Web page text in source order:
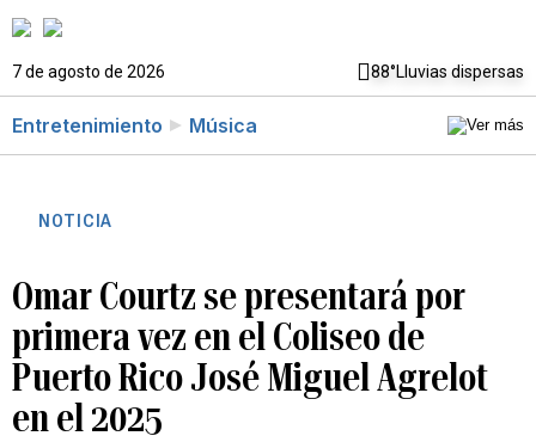
7 de agosto de 2026 88°Lluvias dispersas
Entretenimiento Música
NOTICIA
Omar Courtz se presentará por
primera vez en el Coliseo de
Puerto Rico José Miguel Agrelot
en el 2025